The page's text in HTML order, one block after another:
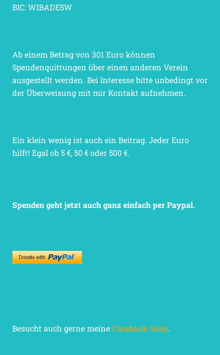
BIC: WIBADE5W
Ab einem Betrag von 301 Euro können
Spendenquittungen über einen anderen Verein
ausgestellt werden. Bei Interesse bitte unbedingt vor
der Überweisung mit mir Kontakt aufnehmen.
Ein klein wenig ist auch ein Beitrag. Jeder Euro
hilft! Egal ob 5 €, 50 € oder 500 €.
Spenden geht jetzt auch ganz einfach per Paypal.
Besucht auch gerne meineFacebook-Seite.